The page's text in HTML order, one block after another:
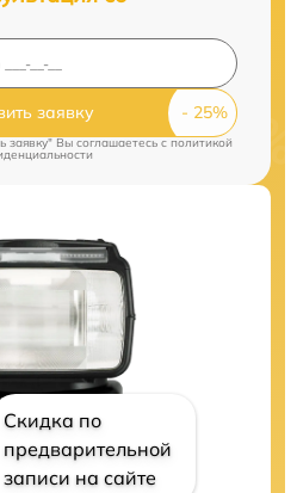
заявку
заявку" Вы соглашаетесь cполитикой
Скидка по
предварительной
записи на сайте